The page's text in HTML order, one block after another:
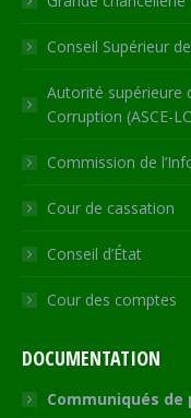
Conseil Supérieur
Autorité supérieure
Corruption (ASCE-
Commission de
Cour de cassation
Conseil d’État
Cour des comptes
DOCUMENTATION
Communiqués de